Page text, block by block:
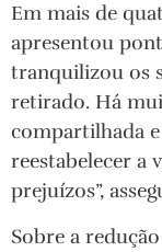
Em mais de
apresentou
tranquilizou os
retirado. Há
compartilhada
reestabelecer a
prejuízos”,
Sobre a